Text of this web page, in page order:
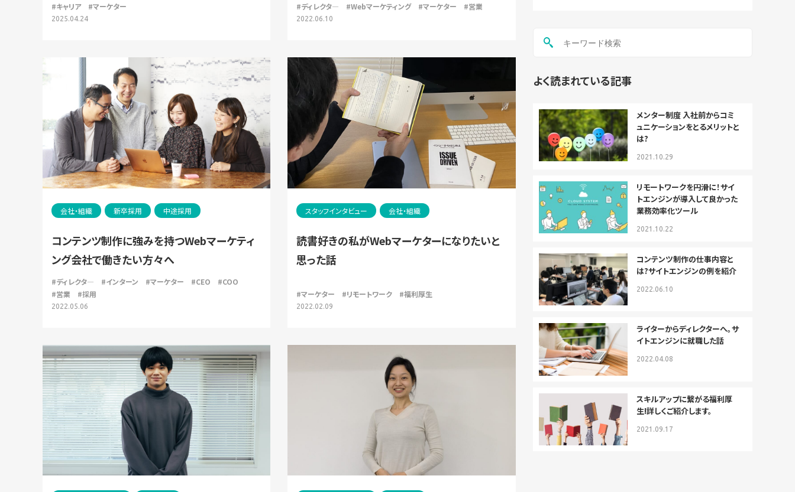
#キャリア
#マーケター
2025.04.24
#ディレクタ― #Webマーケティング #マーケター #営業
2022.06.10
会社・組織 新卒採用 中途採用
コンテンツ制作に強みを持つWebマーケティ
ング会社で働きたい方々へ
#ディレクタ― #インターン #マーケター #CEO
#COO
#営業
#採用
2022.05.06
スタッフインタビュー 会社・組織
読書好きの私がWebマーケターになりたいと
思った話
#マーケター #リモートワーク #福利厚生
2022.02.09
よく読まれている記事
メンター制度 入社前からコミ
ュニケーションをとるメリットと
は?
2021.10.29
リモートワークを円滑に！サイ
トエンジンが導入して良かった
業務効率化ツール
2021.10.22
コンテンツ制作の仕事内容と
は?サイトエンジンの例を紹介
2022.06.10
ライターからディレクターへ。サ
イトエンジンに就職した話
2022.04.08
スキルアップに繋がる福利厚
生!詳しくご紹介します。
2021.09.17